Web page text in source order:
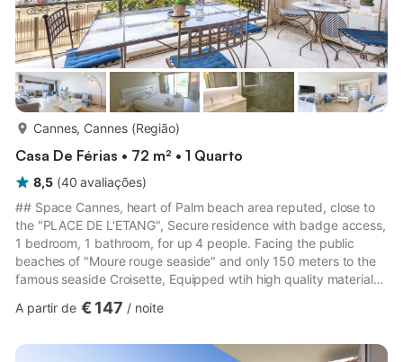
Cannes, Cannes (Região)
Casa De Férias • 72 m² • 1 Quarto
8,5 (40 avaliações)
## Space Cannes, heart of Palm beach area reputed, close to
the "PLACE DE L'ETANG", Secure residence with badge access,
1 bedroom, 1 bathroom, for up 4 people. Facing the public
beaches of "Moure rouge seaside" and only 150 meters to the
famous seaside Croisette, Equipped wtih high quality materials.
apartment is composed of : Entrance hall, A bright living room
with dining table and breakfast area, A comfortable sofa bed
A partir de € 147 / noite